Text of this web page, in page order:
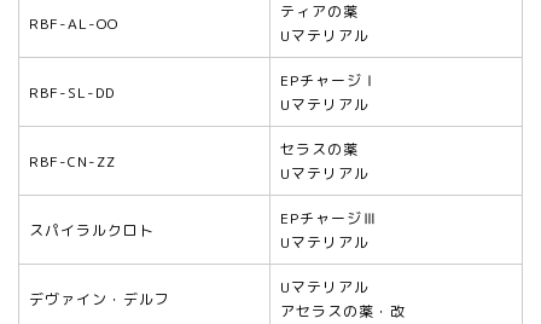
RBF-AL-OO
ティアの薬
Uマテリアル
RBF-SL-DD
EPチャージⅠ
Uマテリアル
RBF-CN-ZZ
セラスの薬
Uマテリアル
スパイラルクロト
EPチャージⅢ
Uマテリアル
デヴァイン・デルフ
Uマテリアル
アセラスの薬・改